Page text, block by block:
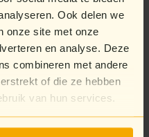
Ook delen we
onze site met onze
en analyse. Deze
combineren met andere
of die ze hebben
van hun services.